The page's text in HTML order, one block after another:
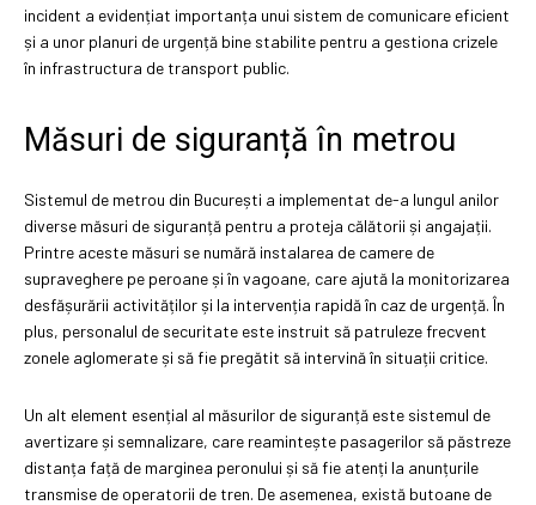
incident a evidențiat importanța unui sistem de comunicare eficient
și a unor planuri de urgență bine stabilite pentru a gestiona crizele
în infrastructura de transport public.
Măsuri de siguranță în metrou
Sistemul de metrou din București a implementat de-a lungul anilor
diverse măsuri de siguranță pentru a proteja călătorii și angajații.
Printre aceste măsuri se numără instalarea de camere de
supraveghere pe peroane și în vagoane, care ajută la monitorizarea
desfășurării activităților și la intervenția rapidă în caz de urgență. În
plus, personalul de securitate este instruit să patruleze frecvent
zonele aglomerate și să fie pregătit să intervină în situații critice.
Un alt element esențial al măsurilor de siguranță este sistemul de
avertizare și semnalizare, care reamintește pasagerilor să păstreze
distanța față de marginea peronului și să fie atenți la anunțurile
transmise de operatorii de tren. De asemenea, există butoane de